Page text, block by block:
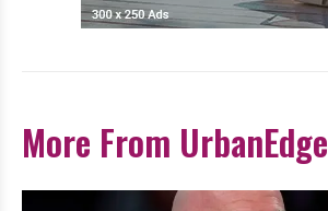
More From UrbanEdge